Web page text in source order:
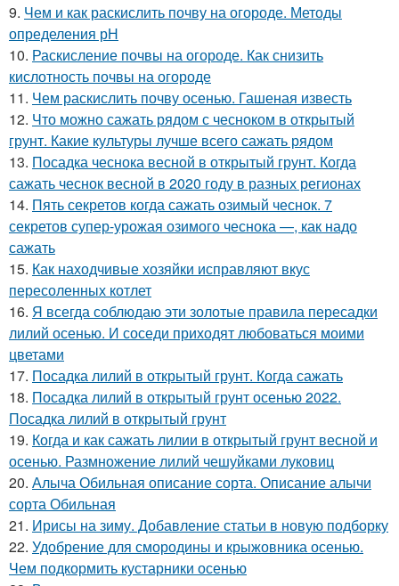
9. Чем и как раскислить почву на огороде. Методы
определения рН
10. Раскисление почвы на огороде. Как снизить
кислотность почвы на огороде
11. Чем раскислить почву осенью. Гашеная известь
12. Что можно сажать рядом с чесноком в открытый
грунт. Какие культуры лучше всего сажать рядом
13. Посадка чеснока весной в открытый грунт. Когда
сажать чеснок весной в 2020 году в разных регионах
14. Пять секретов когда сажать озимый чеснок. 7
секретов супер-урожая озимого чеснока —, как надо
сажать
15. Как находчивые хозяйки исправляют вкус
пересоленных котлет
16. Я всегда соблюдаю эти золотые правила пересадки
лилий осенью. И соседи приходят любоваться моими
цветами
17. Посадка лилий в открытый грунт. Когда сажать
18. Посадка лилий в открытый грунт осенью 2022.
Посадка лилий в открытый грунт
19. Когда и как сажать лилии в открытый грунт весной и
осенью. Размножение лилий чешуйками луковиц
20. Алыча Обильная описание сорта. Описание алычи
сорта Обильная
21. Ирисы на зиму. Добавление статьи в новую подборку
22. Удобрение для смородины и крыжовника осенью.
Чем подкормить кустарники осенью